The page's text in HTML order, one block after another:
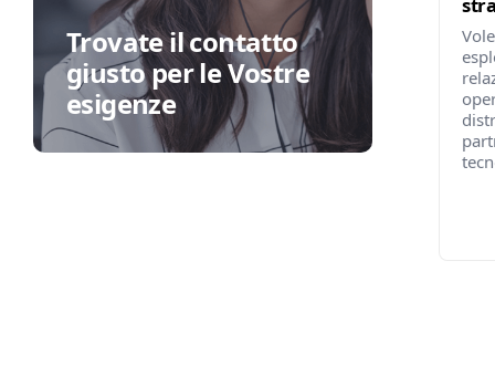
Trovate il contatto
giusto per le Vostre
esigenze